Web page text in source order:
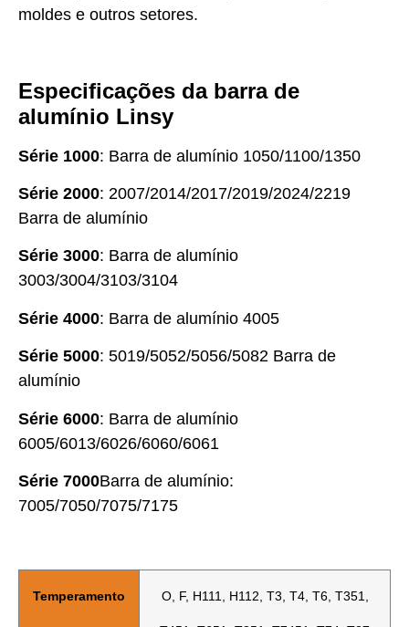
moldes e outros setores.
Especificações da barra de
alumínio Linsy
Série 1000: Barra de alumínio 1050/1100/1350
Série 2000: 2007/2014/2017/2019/2024/2219
Barra de alumínio
Série 3000: Barra de alumínio
3003/3004/3103/3104
Série 4000: Barra de alumínio 4005
Série 5000: 5019/5052/5056/5082 Barra de
alumínio
Série 6000: Barra de alumínio
6005/6013/6026/6060/6061
Série 7000Barra de alumínio:
7005/7050/7075/7175
Temperamento O, F, H111, H112, T3, T4, T6, T351,